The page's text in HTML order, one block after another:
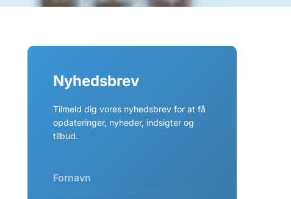
Nyhedsbrev
Tilmeld dig vores nyhedsbrev for at få
opdateringer, nyheder, indsigter og
tilbud.